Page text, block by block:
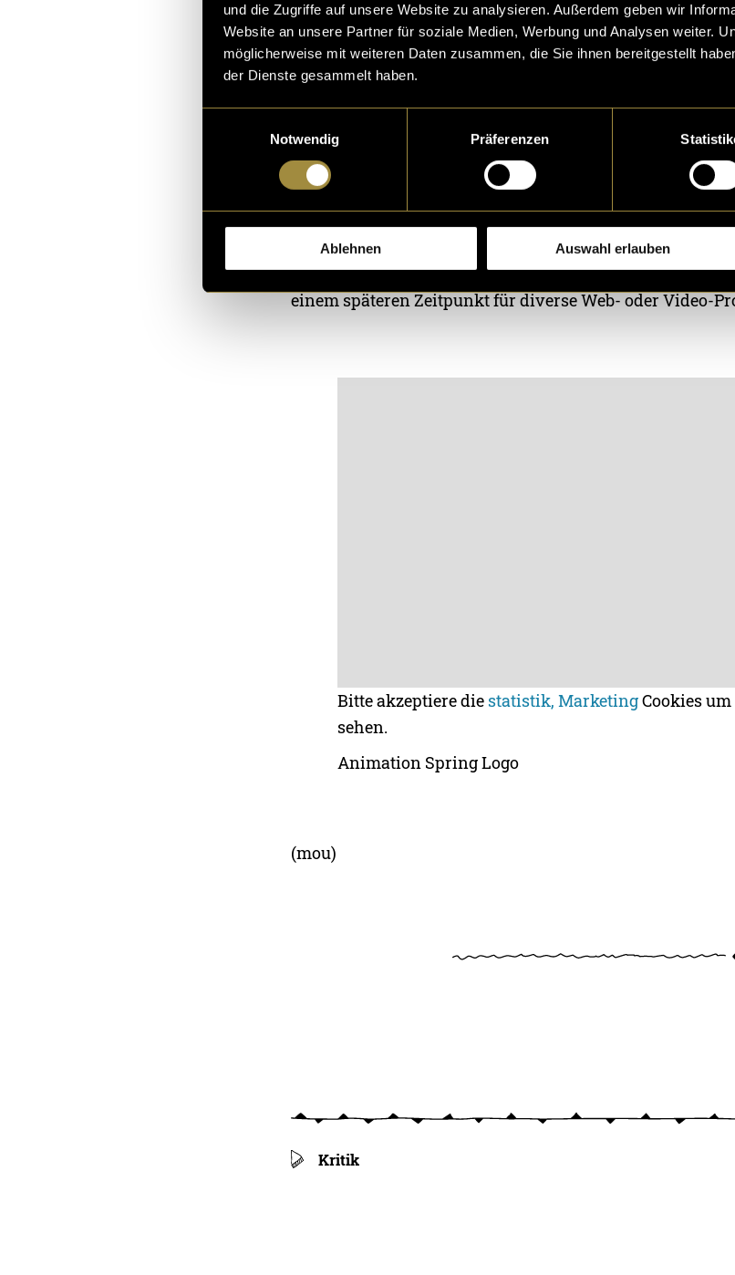
und die Zugriffe auf unsere Website zu analysieren. Außerdem geben wir
Website an unsere Partner für soziale Medien, Werbung und Analysen weiter.
möglicherweise mit weiteren Daten zusammen, die Sie ihnen bereitgestellt
der Dienste gesammelt haben.
Notwendig
Präferenzen
Ablehnen Auswahl erlauben
Ich habe zusätzlich zum statischen Logo eine Animation
einem späteren Zeitpunkt für diverse Web- oder Video-
Bitte akzeptiere die statistik, MarketingCookies
sehen.
Animation Spring Logo
(mou)
Kritik